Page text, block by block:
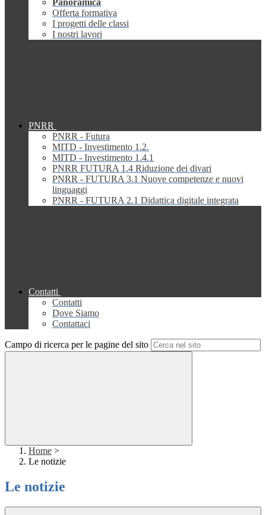
Panoramica
Offerta formativa
I progetti delle classi
I nostri lavori
PNRR
PNRR - Futura
MITD - Investimento 1.2.
MITD - Investimento 1.4.1
PNRR FUTURA 1.4 Riduzione dei divari
PNRR - FUTURA 3.1 Nuove competenze e nuovi
linguaggi
PNRR - FUTURA 2.1 Didattica digitale integrata
Contatti
Contatti
Dove Siamo
Contattaci
Campo di ricerca per le pagine del sito
Home >
Le notizie
Le notizie